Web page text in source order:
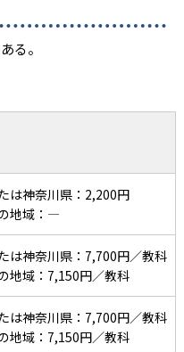
る。
は神奈川県：2,200円
地域：―
は神奈川県：7,700円／教科
地域：7,150円／教科
は神奈川県：7,700円／教科
地域：7,150円／教科